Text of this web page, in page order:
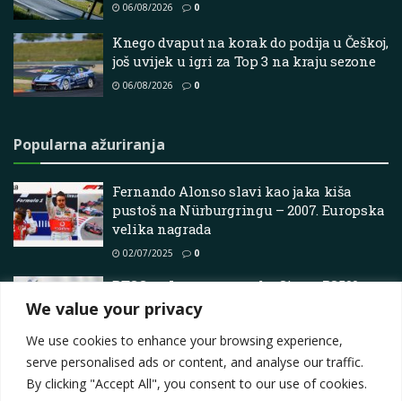
We value your privacy
We use cookies to enhance your browsing experience,
serve personalised ads or content, and analyse our traffic.
By clicking "Accept All", you consent to our use of cookies.
06/08/2026 0
Knego dvaput na korak do podija u Češkoj,
još uvijek u igri za Top 3 na kraju sezone
06/08/2026 0
Popularna ažuriranja
Fernando Alonso slavi kao jaka kiša
pustoš na Nürburgringu – 2007. Europska
velika nagrada
02/07/2025 0
BTCC as Ingram za utrku Sierra RS500 na
Brands Hatch